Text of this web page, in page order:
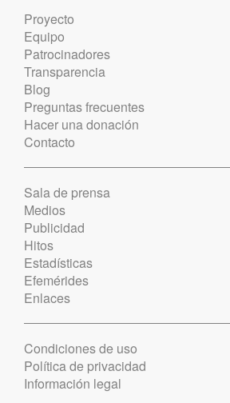
Proyecto
Equipo
Patrocinadores
Transparencia
Blog
Preguntas frecuentes
Hacer una donación
Contacto
Sala de prensa
Medios
Publicidad
Hitos
Estadísticas
Efemérides
Enlaces
Condiciones de uso
Política de privacidad
Información legal